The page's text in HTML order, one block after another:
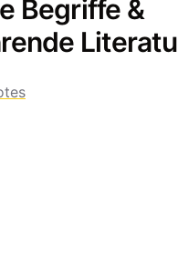
Begriffe &